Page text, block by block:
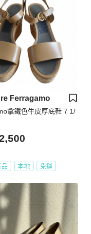
Ferragamo
拿鐵色牛皮厚底鞋 7 1/
本地 免運